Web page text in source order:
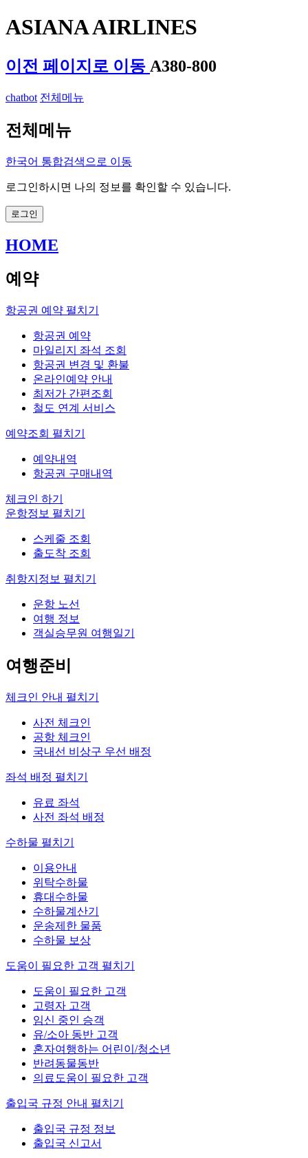
ASIANA AIRLINES
이전 페이지로 이동 A380-800
chatbot 전체메뉴
전체메뉴
한국어 통합검색으로 이동
로그인하시면 나의 정보를 확인할 수 있습니다.
로그인
HOME
예약
항공권 예약 펼치기
항공권 예약
마일리지 좌석 조회
항공권 변경 및 환불
온라인예약 안내
최저가 간편조회
철도 연계 서비스
예약조회 펼치기
예약내역
항공권 구매내역
체크인 하기
운항정보 펼치기
스케줄 조회
출도착 조회
취항지정보 펼치기
운항 노선
여행 정보
객실승무원 여행일기
여행준비
체크인 안내 펼치기
사전 체크인
공항 체크인
국내선 비상구 우선 배정
좌석 배정 펼치기
유료 좌석
사전 좌석 배정
수하물 펼치기
이용안내
위탁수하물
휴대수하물
수하물계산기
운송제한 물품
수하물 보상
도움이 필요한 고객 펼치기
도움이 필요한 고객
고령자 고객
임신 중인 승객
유/소아 동반 고객
혼자여행하는 어린이/청소년
반려동물동반
의료도움이 필요한 고객
출입국 규정 안내 펼치기
출입국 규정 정보
출입국 신고서